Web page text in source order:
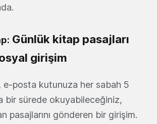
Günlük kitap pasajları
girişim
e-posta kutunuza her sabah 5
bir sürede okuyabileceğiniz,
pasajlarını gönderen bir girişim.